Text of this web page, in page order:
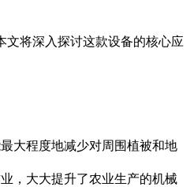
文将深入探讨这款设备的核心应
大程度地减少对周围植被和地
，大大提升了农业生产的机械